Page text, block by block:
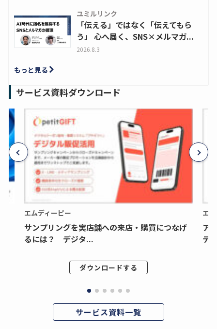
ユミルリンク
「伝える」ではなく「伝えてもら
う」 心へ届く、SNS×メルマガ...
2026.8.3
もっと見る
サービス資料ダウンロード
エムディーピー
サンプリングを実店舗への来店・購買につなげ
るには？ デジタ...
ダウンロードする
エ
ア
デ
サービス資料一覧